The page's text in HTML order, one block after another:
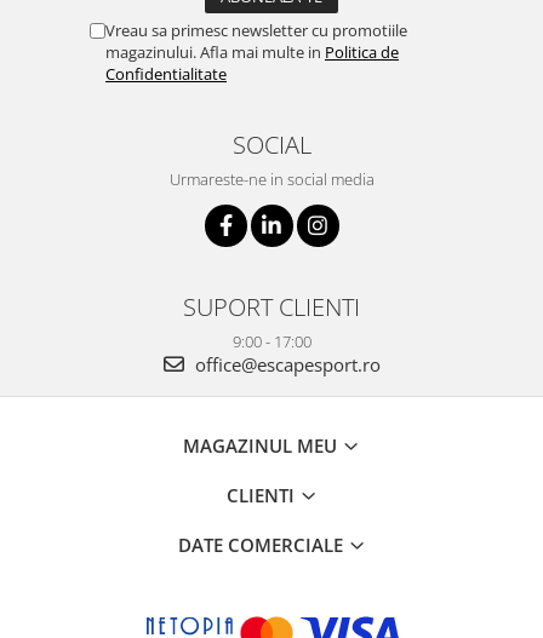
Vreau sa primesc newsletter cu promotiile
magazinului. Afla mai multe in Politica de
Confidentialitate
SOCIAL
Urmareste-ne in social media
SUPORT CLIENTI
9:00 - 17:00
office@escapesport.ro
MAGAZINUL MEU
CLIENTI
DATE COMERCIALE